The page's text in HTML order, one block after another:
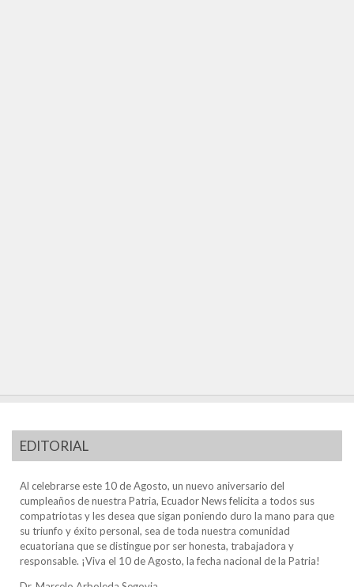
EDITORIAL
Al celebrarse este 10 de Agosto, un nuevo aniversario del
cumpleaños de nuestra Patria, Ecuador News felicita a todos sus
compatriotas y les desea que sigan poniendo duro la mano para que
su triunfo y éxito personal, sea de toda nuestra comunidad
ecuatoriana que se distingue por ser honesta, trabajadora y
responsable. ¡Viva el 10 de Agosto, la fecha nacional de la Patria!